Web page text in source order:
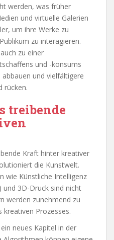
werden, was früher
und virtuelle Galerien
um ihre Werke zu
zu interagieren.
zu einer
und -konsums
und vielfältigere
rücken.
treibende
Kraft hinter kreativer
die Kunstwelt.
wie Künstliche Intelligenz
und 3D-Druck sind nicht
werden zunehmend zu
Prozesses.
neues Kapitel in der